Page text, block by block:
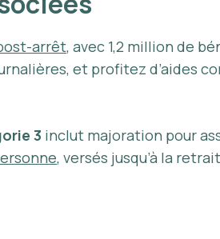
arrêt, avec 1,2 million de
et profitez d’aides
3 inclut majoration pour
, versés jusqu’à la